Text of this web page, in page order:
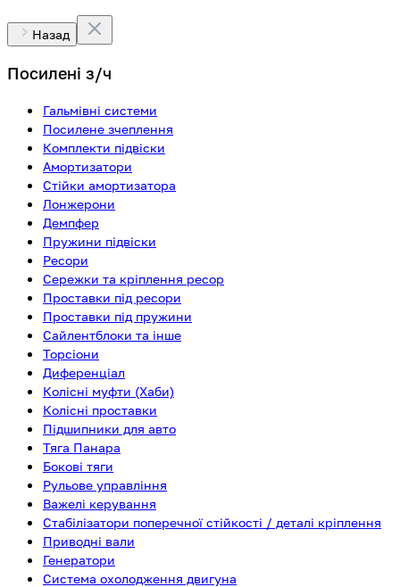
Назад
Посилені з/ч
Гальмівні системи
Посилене зчеплення
Комплекти підвіски
Амортизатори
Стійки амортизатора
Лонжерони
Демпфер
Пружини підвіски
Ресори
Сережки та кріплення ресор
Проставки під ресори
Проставки під пружини
Сайлентблоки та інше
Торсіони
Диференціал
Колісні муфти (Хаби)
Колісні проставки
Підшипники для авто
Тяга Панара
Бокові тяги
Рульове управління
Важелі керування
Стабілізатори поперечної стійкості / деталі кріплення
Приводні вали
Генератори
Система охолодження двигуна